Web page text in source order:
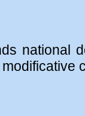
national